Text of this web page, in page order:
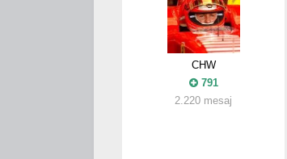
CHW
791
2.220 mesaj